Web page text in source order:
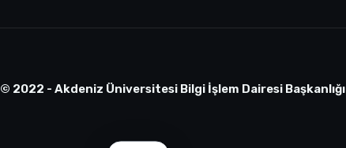
© 2022 - Akdeniz Üniversitesi Bilgi İşlem Dairesi Başkanlığı